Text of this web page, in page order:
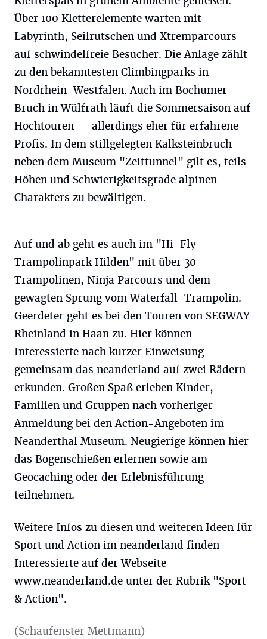
Über 100 Kletterelemente warten mit
Labyrinth, Seilrutschen und Xtremparcours
auf schwindelfreie Besucher. Die Anlage zählt
zu den bekanntesten Climbingparks in
Nordrhein-Westfalen. Auch im Bochumer
Bruch in Wülfrath läuft die Sommersaison auf
Hochtouren — allerdings eher für erfahrene
Profis. In dem stillgelegten Kalksteinbruch
neben dem Museum "Zeittunnel" gilt es, teils
Höhen und Schwierigkeitsgrade alpinen
Charakters zu bewältigen.
Auf und ab geht es auch im "Hi-Fly
Trampolinpark Hilden" mit über 30
Trampolinen, Ninja Parcours und dem
gewagten Sprung vom Waterfall-Trampolin.
Geerdeter geht es bei den Touren von SEGWAY
Rheinland in Haan zu. Hier können
Interessierte nach kurzer Einweisung
gemeinsam das neanderland auf zwei Rädern
erkunden. Großen Spaß erleben Kinder,
Familien und Gruppen nach vorheriger
Anmeldung bei den Action-Angeboten im
Neanderthal Museum. Neugierige können hier
das Bogenschießen erlernen sowie am
Geocaching oder der Erlebnisführung
teilnehmen.
Weitere Infos zu diesen und weiteren Ideen für
Sport und Action im neanderland finden
Interessierte auf der Webseite
www.neanderland.de unter der Rubrik "Sport
& Action".
(Schaufenster Mettmann)